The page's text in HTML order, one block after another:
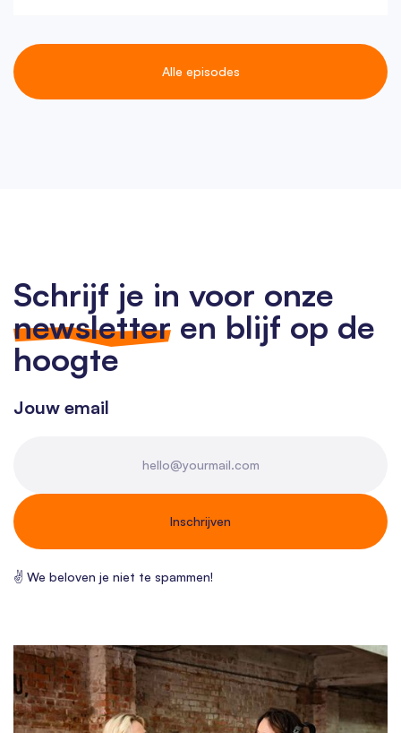
Alle episodes
Schrijf je in voor onze
newsletter en blijf op de
hoogte
Jouw email
✌ We beloven je niet te spammen!